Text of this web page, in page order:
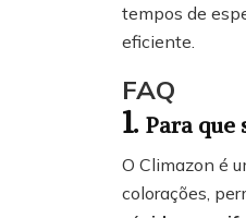
tempos de
eficiente.
FAQ
1. Para que
O Climazon é
colorações,